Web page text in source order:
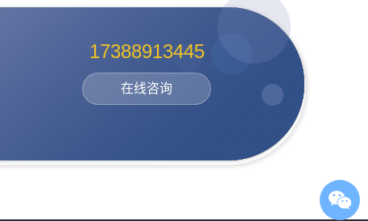
17388913445
在线咨询